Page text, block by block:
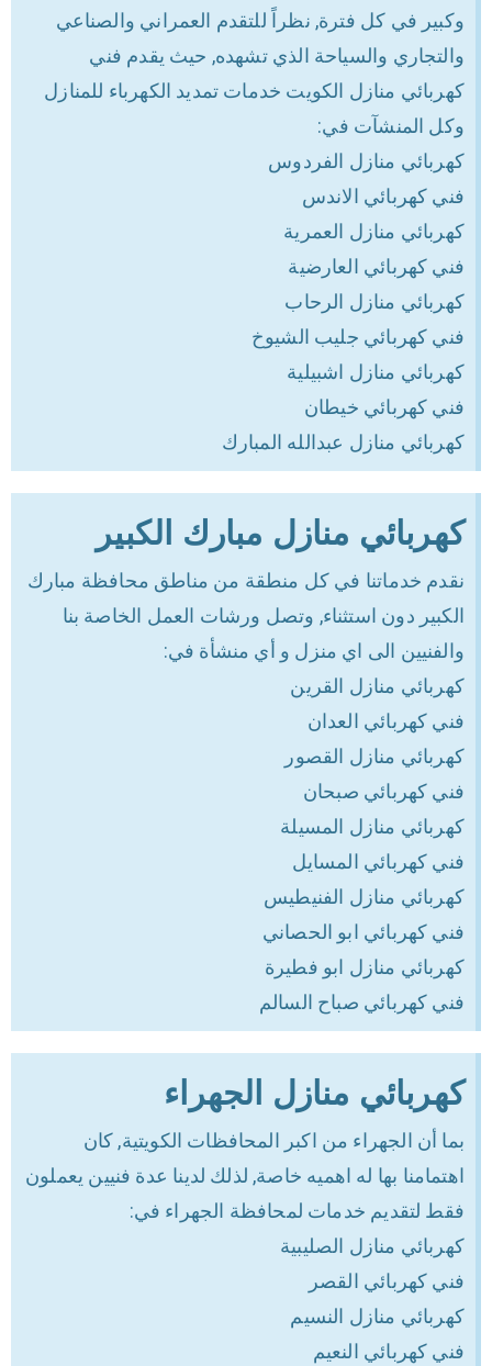
وكبير في كل فترة, نظراً للتقدم العمراني والصناعي
والتجاري والسياحة الذي تشهده, حيث يقدم فني
كهربائي منازل الكويت خدمات تمديد الكهرباء للمنازل
وكل المنشآت في:
كهربائي منازل الفردوس
فني كهربائي الاندس
كهربائي منازل العمرية
فني كهربائي العارضية
كهربائي منازل الرحاب
فني كهربائي جليب الشيوخ
كهربائي منازل اشبيلية
فني كهربائي خيطان
كهربائي منازل عبدالله المبارك
كهربائي منازل مبارك الكبير
نقدم خدماتنا في كل منطقة من مناطق محافظة مبارك
الكبير دون استثناء, وتصل ورشات العمل الخاصة بنا
والفنيين الى اي منزل و أي منشأة في:
كهربائي منازل القرين
فني كهربائي العدان
كهربائي منازل القصور
فني كهربائي صبحان
كهربائي منازل المسيلة
فني كهربائي المسايل
كهربائي منازل الفنيطيس
فني كهربائي ابو الحصاني
كهربائي منازل ابو فطيرة
فني كهربائي صباح السالم
كهربائي منازل الجهراء
بما أن الجهراء من اكبر المحافظات الكويتية, كان
اهتمامنا بها له اهميه خاصة, لذلك لدينا عدة فنيين يعملون
فقط لتقديم خدمات لمحافظة الجهراء في:
كهربائي منازل الصليبية
فني كهربائي القصر
كهربائي منازل النسيم
فني كهربائي النعيم